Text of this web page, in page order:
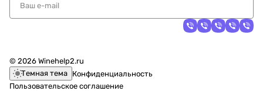
© 2026 Winehelp2.ru
Темная тема Конфиденциальность
Пользовательское соглашение